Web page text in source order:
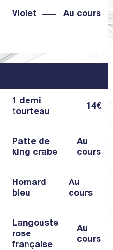
Violet Au cours
1 demi
tourteau
14€
Patte de
king crabe
Au
cours
Homard
bleu
Au
cours
Langouste
rose
française
Au
cours